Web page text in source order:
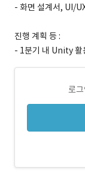
- 화면 설계서, UI/
진행 계획 등 :
- 1분기 내 Unity 활
로